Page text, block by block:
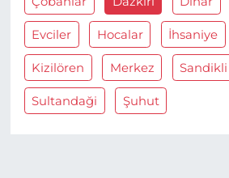
Evciler Hocalar İhsaniye
Kizilören Merkez Sandikli
Sultandaği Şuhut